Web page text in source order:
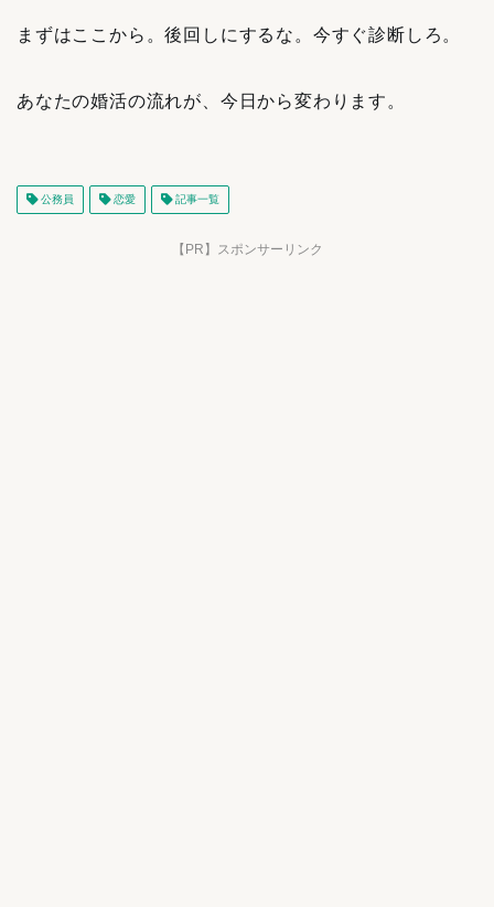
まずはここから。後回しにするな。今すぐ診断しろ。
あなたの婚活の流れが、今日から変わります。
公務員 恋愛 記事一覧
【PR】スポンサーリンク